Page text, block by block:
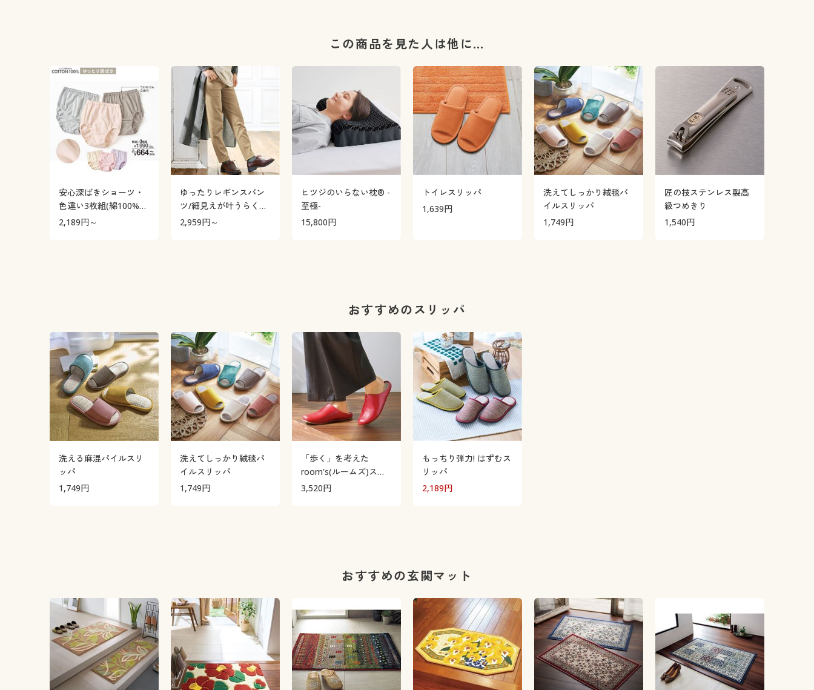
この商品を見た人は他に…
安心深ばきショーツ・
色違い3枚組(綿100%・
はきこみ丈深め・くる
2,189円～
ゆったりレギンスパン
ツ/細見えが叶うらくち
んテーパード(ストレッ
2,959円～
ヒツジのいらない枕® -
至極-
15,800円
トイレスリッパ
1,639円
洗えてしっかり絨毯パ
イルスリッパ
1,749円
匠の技ステンレス製高
級つめきり
1,540円
おすすめのスリッパ
洗える麻混パイルスリ
ッパ
1,749円
洗えてしっかり絨毯パ
イルスリッパ
1,749円
「歩く」を考えた
room's(ルームズ)スリ
ッパ
3,520円
もっちり弾力! はずむス
リッパ
2,189円
おすすめの玄関マット